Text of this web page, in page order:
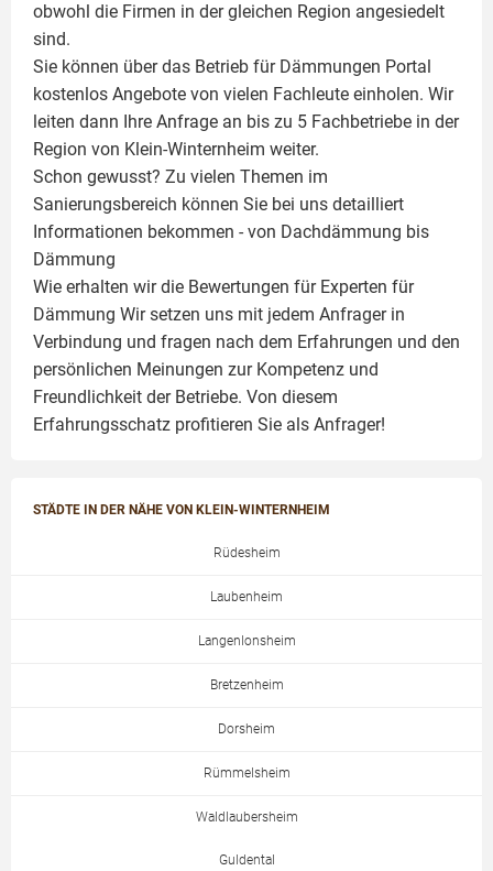
obwohl die Firmen in der gleichen Region angesiedelt
sind.
Sie können über das Betrieb für Dämmungen Portal
kostenlos Angebote von vielen Fachleute einholen. Wir
leiten dann Ihre Anfrage an bis zu 5 Fachbetriebe in der
Region von Klein-Winternheim weiter.
Schon gewusst? Zu vielen Themen im
Sanierungsbereich können Sie bei uns detailliert
Informationen bekommen - von Dachdämmung bis
Dämmung
Wie erhalten wir die Bewertungen für Experten für
Dämmung Wir setzen uns mit jedem Anfrager in
Verbindung und fragen nach dem Erfahrungen und den
persönlichen Meinungen zur Kompetenz und
Freundlichkeit der Betriebe. Von diesem
Erfahrungsschatz profitieren Sie als Anfrager!
STÄDTE IN DER NÄHE VON KLEIN-WINTERNHEIM
Rüdesheim
Laubenheim
Langenlonsheim
Bretzenheim
Dorsheim
Rümmelsheim
Waldlaubersheim
Guldental